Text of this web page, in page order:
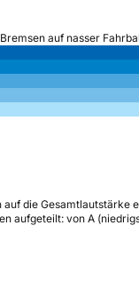
auf nasser
die Gesamtlautstärke
aufgeteilt: von A